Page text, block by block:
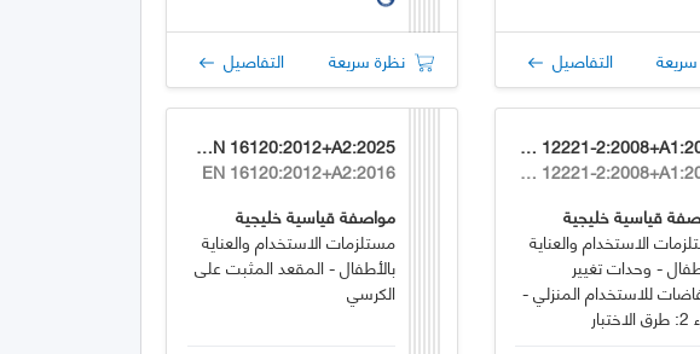
التفاصيل نظرة سريعة التفاصيل
GSO EN 12221-2:2008+A1:2025
EN 12221-2:2008+A1:2013
قياسية خليجية
الاستخدام والعناية
- وحدات تغيير
للاستخدام المنزلي -
GSO EN 16120:2012+A2:2025
EN 16120:2012+A2:2016
مواصفة قياسية خليجية
مستلزمات الاستخدام والعناية
بالأطفال - المقعد المثبت على
الكرسي